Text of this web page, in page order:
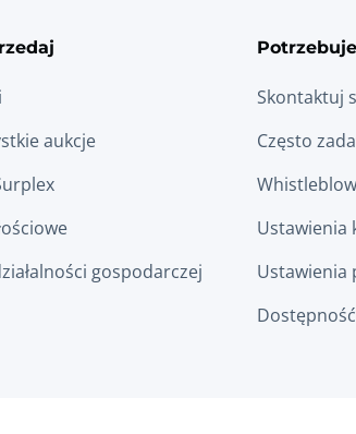
aukcje
gospodarczej
Skontaktuj
Często
Ustawienia
Ustawienia
Dostępność